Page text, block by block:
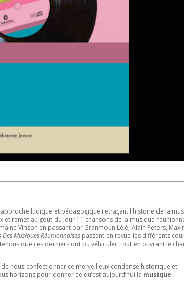
ludique et pédagogique retraçant l’histoire de la
remet au goût du jour 11 chansons de la musique
Vinson en passant par Granmoun Lélé, Alain Peters,
Des Musiques Réunionnaises passent en revue les différents
que ces derniers ont pu véhiculer, tout en ouvrant le
nous confectionner ce merveilleux condensé historique et
horizons pour donner ce qu’est aujourd’hui la musique